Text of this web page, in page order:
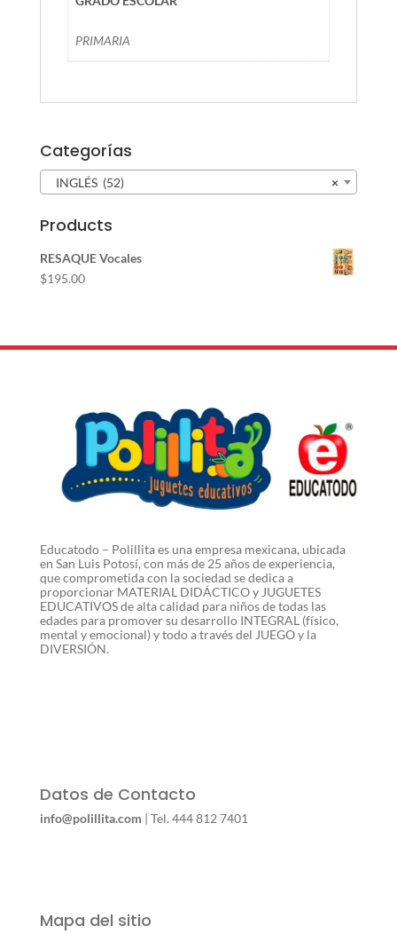
PRIMARIA
Categorías
×
INGLÉS (52)
Products
RESAQUE Vocales
$195.00
Educatodo – Polillita es una empresa mexicana, ubicada
en San Luis Potosí, con más de 25 años de experiencia,
que comprometida con la sociedad se dedica a
proporcionar MATERIAL DIDÁCTICO y JUGUETES
EDUCATIVOS de alta calidad para niños de todas las
edades para promover su desarrollo INTEGRAL (físico,
mental y emocional) y todo a través del JUEGO y la
DIVERSIÓN.
Datos de Contacto
info@polillita.com | Tel. 444 812 7401
Mapa del sitio